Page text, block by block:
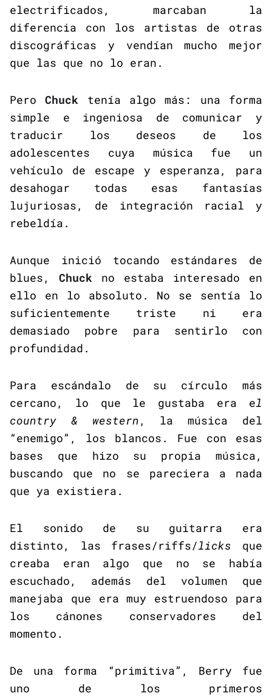
electrificados, marcaban la
diferencia con los artistas de otras
discográficas y vendían mucho mejor
que las que no lo eran.
Pero Chuck tenía algo más: una forma
simple e ingeniosa de comunicar y
traducir los deseos de los
adolescentes cuya música fue un
vehículo de escape y esperanza, para
desahogar todas esas fantasías
lujuriosas, de integración racial y
rebeldía.
Aunque inició tocando estándares de
blues, Chuck no estaba interesado en
ello en lo absoluto. No se sentía lo
suficientemente triste ni era
demasiado pobre para sentirlo con
profundidad.
Para escándalo de su círculo más
cercano, lo que le gustaba era el
country & western, la música del
“enemigo”, los blancos. Fue con esas
bases que hizo su propia música,
buscando que no se pareciera a nada
que ya existiera.
El sonido de su guitarra era
distinto, las frases/riffs/licks que
creaba eran algo que no se había
escuchado, además del volumen que
manejaba que era muy estruendoso para
los cánones conservadores del
momento.
De una forma “primitiva”, Berry fue
uno de los primeros